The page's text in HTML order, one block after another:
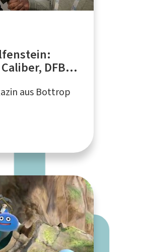
DFB-
aus Bottrop